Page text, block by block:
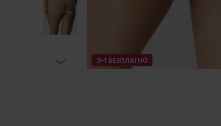
3+1 БЕЗПЛАТНО